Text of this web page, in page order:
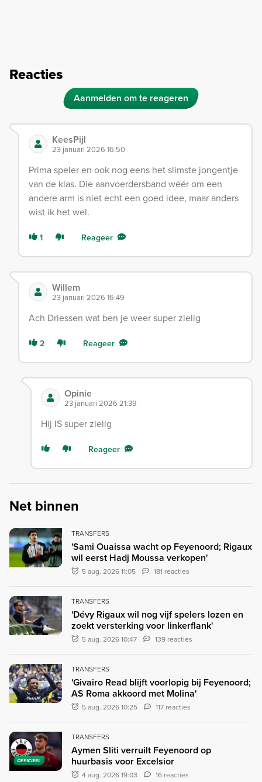
Reacties
Aanmelden om te reageren
KeesPijl
23 januari 2026 16:50
Prima speler en ook nog eens het slimste jongentje
van de klas. Die aanvoerdersband wéér om een
andere arm is niet echt een goed idee, maar anders
wist ik het wel.
1 Reageer
Willem
23 januari 2026 16:49
Ach Driessen wat ben je weer super zielig
2 Reageer
Opinie
23 januari 2026 21:39
Hij IS super zielig
Reageer
Net binnen
TRANSFERS
'Sami Ouaissa wacht op Feyenoord; Rigaux
wil eerst Hadj Moussa verkopen'
5 aug. 2026 11:05 181 reacties
TRANSFERS
'Dévy Rigaux wil nog vijf spelers lozen en
zoekt versterking voor linkerflank'
5 aug. 2026 10:47 139 reacties
TRANSFERS
'Givairo Read blijft voorlopig bij Feyenoord;
AS Roma akkoord met Molina'
5 aug. 2026 10:25 117 reacties
OFFICIEEL
TRANSFERS
Aymen Sliti verruilt Feyenoord op
huurbasis voor Excelsior
4 aug. 2026 19:03 16 reacties